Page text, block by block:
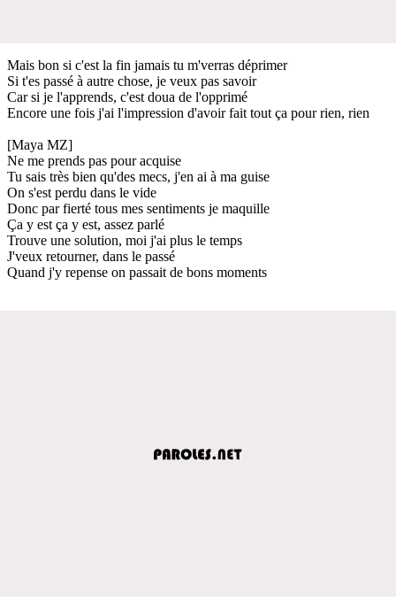
Mais bon si c'est la fin jamais tu m'verras déprimer
Si t'es passé à autre chose, je veux pas savoir
Car si je l'apprends, c'est doua de l'opprimé
Encore une fois j'ai l'impression d'avoir fait tout ça pour rien, rien
[Maya MZ]
Ne me prends pas pour acquise
Tu sais très bien qu'des mecs, j'en ai à ma guise
On s'est perdu dans le vide
Donc par fierté tous mes sentiments je maquille
Ça y est ça y est, assez parlé
Trouve une solution, moi j'ai plus le temps
J'veux retourner, dans le passé
Quand j'y repense on passait de bons moments